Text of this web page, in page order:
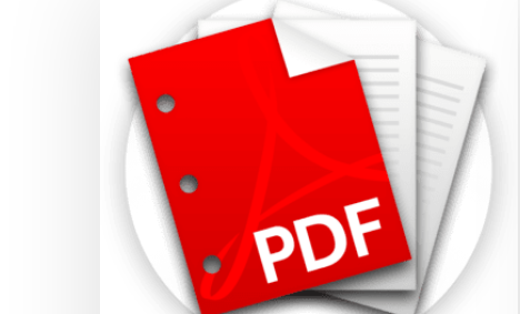
Hit enter to search or ESC to close